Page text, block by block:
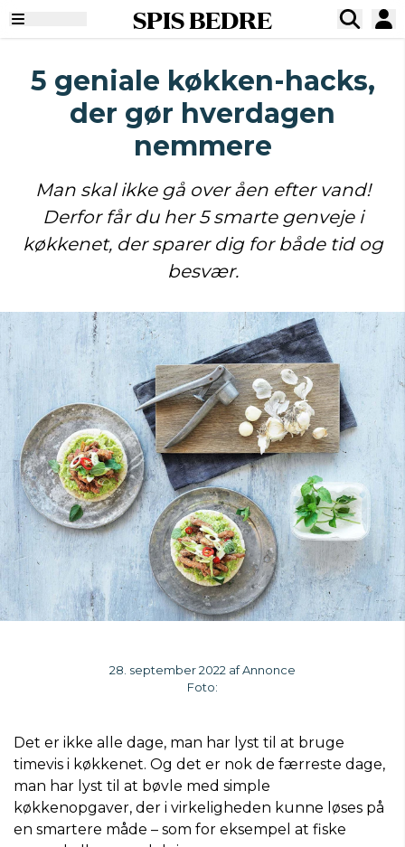
SPIS BEDRE
5 geniale køkken-hacks,
der gør hverdagen
nemmere
Man skal ikke gå over åen efter vand!
Derfor får du her 5 smarte genveje i
køkkenet, der sparer dig for både tid og
besvær.
28. september 2022 af Annonce
Foto:
Det er ikke alle dage, man har lyst til at bruge
timevis i køkkenet. Og det er nok de færreste dage,
man har lyst til at bøvle med simple
køkkenopgaver, der i virkeligheden kunne løses på
en smartere måde – som for eksempel at fiske